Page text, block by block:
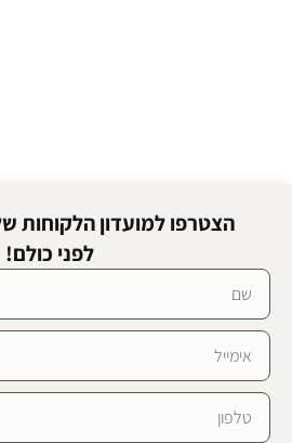
הצטרפו למועדון הלקוחות
לפני כולם!